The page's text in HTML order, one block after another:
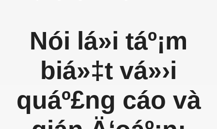
Nói lá»i táº¡m
biá»‡t vá»›i
quáº£ng cáo và